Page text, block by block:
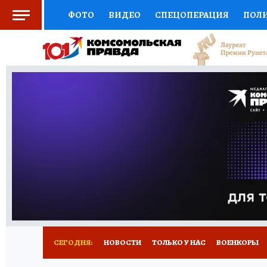
ФОТО ВИДЕО СПЕЦОПЕРАЦИЯ
СОЦПОДДЕРЖКА НАУКА СПОРТ
ВЫБОР ЭКСПЕРТОВ ДОКТОР
ПРОГНОЗЫ НА СПОРТ
НОВОЕ
СЕГОДНЯ: НОВОСТИ ТОЛЬКО У НАС ВОЕНКОРЫ